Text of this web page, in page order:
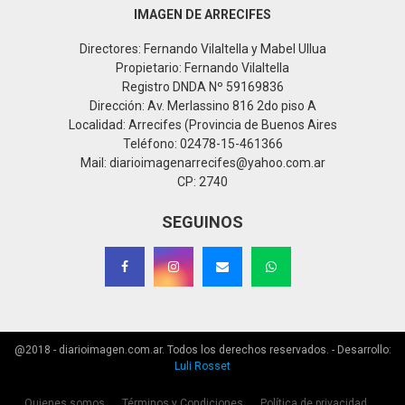
IMAGEN DE ARRECIFES
Directores: Fernando Vilaltella y Mabel Ullua
Propietario: Fernando Vilaltella
Registro DNDA Nº 59169836
Dirección: Av. Merlassino 816 2do piso A
Localidad: Arrecifes (Provincia de Buenos Aires
Teléfono: 02478-15-461366
Mail: diarioimagenarrecifes@yahoo.com.ar
CP: 2740
SEGUINOS
@2018 - diarioimagen.com.ar. Todos los derechos reservados. - Desarrollo:
Luli Rosset